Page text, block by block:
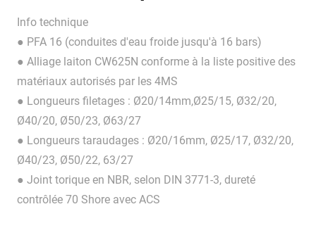
Info technique
● PFA 16 (conduites d'eau froide jusqu'à 16 bars)
● Alliage laiton CW625N conforme à la liste positive des
matériaux autorisés par les 4MS
● Longueurs filetages : Ø20/14mm,Ø25/15, Ø32/20,
Ø40/20, Ø50/23, Ø63/27
● Longueurs taraudages : Ø20/16mm, Ø25/17, Ø32/20,
Ø40/23, Ø50/22, 63/27
● Joint torique en NBR, selon DIN 3771-3, dureté
contrôlée 70 Shore avec ACS